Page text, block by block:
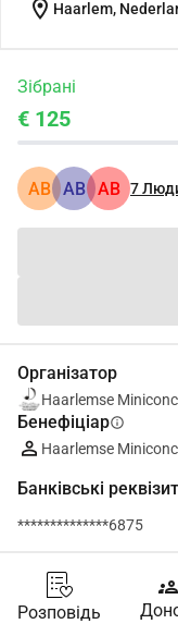
location_on Haarlem,
Зібрані
€ 125
АВ АВ АВ 7
Організатор
Haarlemse
Бенефіціарinfo
Haarlemse
Банківські
**************6875
Розповідь